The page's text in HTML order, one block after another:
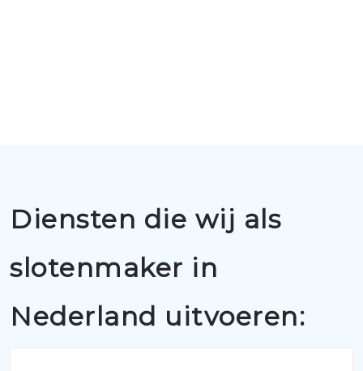
Diensten die wij als
slotenmaker in
Nederland uitvoeren: